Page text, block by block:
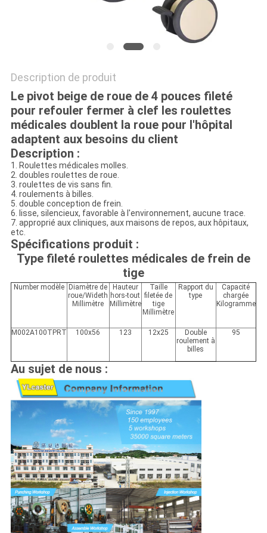
Description de produit
Le pivot beige de roue de 4 pouces fileté
pour refouler fermer à clef les roulettes
médicales doublent la roue pour l'hôpital
adaptent aux besoins du client
Description :
1. Roulettes médicales molles.
2. doubles roulettes de roue.
3. roulettes de vis sans fin.
4. roulements à billes.
5. double conception de frein.
6. lisse, silencieux, favorable à l'environnement, aucune trace.
7. approprié aux cliniques, aux maisons de repos, aux hôpitaux,
etc.
Spécifications produit :
Type fileté roulettes médicales de frein de
tige
Number modèle
Diamètre de
roue/Wideth
Millimètre
Hauteur
hors-tout
Millimètre
Taille
filetée de
tige
Millimètre
Rapport du
type
Capacité
chargée
Kilogramme
M002A100TPRT 100x56 123 12x25
Double
roulement à
billes
95
Au sujet de nous :